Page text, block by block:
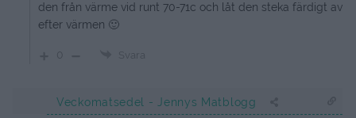
den från värme vid runt 70-71c och låt den steka färdigt av
efter värmen 🙂
Svara
Veckomatsedel - Jennys Matblogg